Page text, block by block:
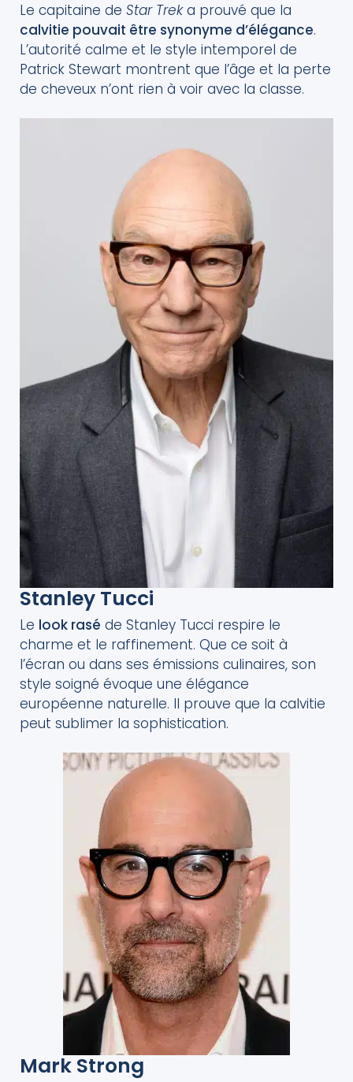
Le capitaine de Star Treka prouvé que la
calvitie pouvait être synonyme d’élégance.
L’autorité calme et le style intemporel de
Patrick Stewart montrent que l’âge et la perte
de cheveux n’ont rien à voir avec la classe.
Stanley Tucci
Le look rasé de Stanley Tucci respire le
charme et le raffinement. Que ce soit à
l’écran ou dans ses émissions culinaires, son
style soigné évoque une élégance
européenne naturelle. Il prouve que la calvitie
peut sublimer la sophistication.
Mark Strong